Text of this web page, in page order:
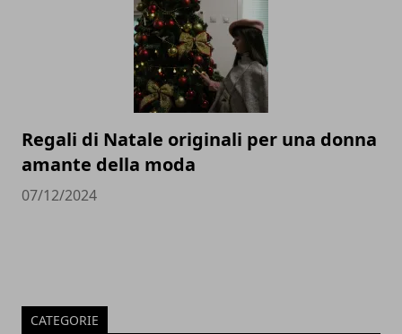
Regali di Natale originali per una donna
amante della moda
07/12/2024
CATEGORIE